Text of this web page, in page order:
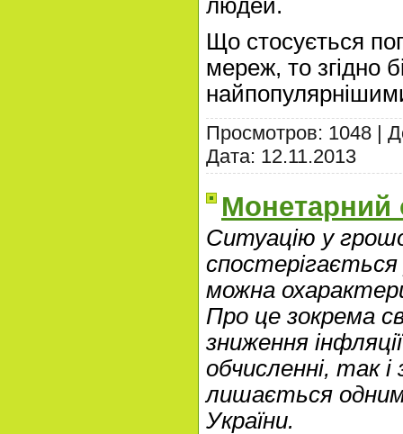
людей.
Що стосується
мереж, то згідно
Просмотров: 1048 |
Дата: 12.11.2013
Монетарний
Ситуацію у
спостерігається
можна
Про це зокрема
зниження
обчисленні, так
лишається одним
України.